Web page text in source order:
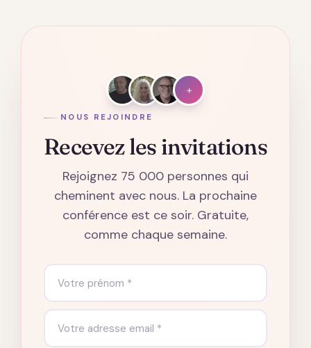
+
NOUS REJOINDRE
Recevez les invitations
Rejoignez 75 000 personnes qui
cheminent avec nous. La prochaine
conférence est ce soir. Gratuite,
comme chaque semaine.